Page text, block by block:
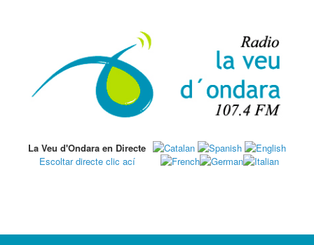
La Veu d'Ondara en Directe
Escoltar directe clic ací